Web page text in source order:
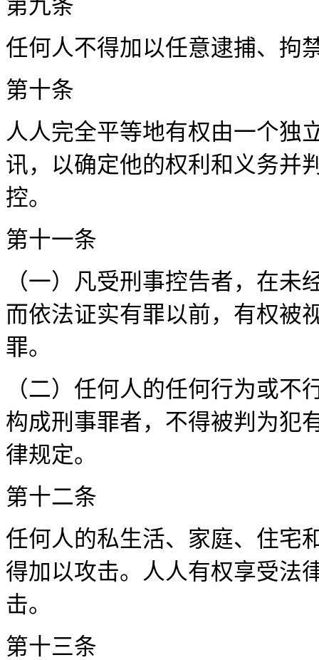
第九
任何人不得加以任意
第十
人人完全平等地有权由一个独
讯，以确定他的权利和义务并
控
第十
（一）凡受刑事控告者，在
而依法证实有罪以前，有权被
罪
（二）任何人的任何行为或
构成刑事罪者，不得被判为犯
律规定。
第十二条
任何人的私生活、家庭、住宅
得加以攻击。人人有权享受法
击。
第十